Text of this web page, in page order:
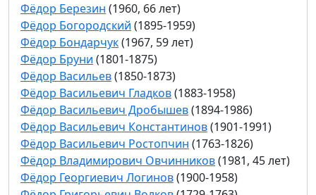
Фёдор Березин (1960, 66 лет)
Фёдор Богородский (1895-1959)
Фёдор Бондарчук(1967, 59 лет)
Фёдор Бруни (1801-1875)
Фёдор Васильев(1850-1873)
Фёдор Васильевич Гладков(1883-1958)
Фёдор Васильевич Дробышев(1894-1986)
Фёдор Васильевич Константинов(1901-1991)
Фёдор Васильевич Ростопчин (1763-1826)
Фёдор Владимирович Овчинников(1981, 45 лет)
Фёдор Георгиевич Логинов(1900-1958)